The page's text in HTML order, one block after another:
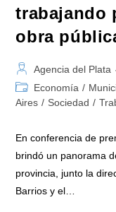
trabajando
obra
Autor
de
la
Agencia del Plata
Categoría
de
Economía /
Aires / Sociedad /
En conferencia de
brindó un panorama
provincia, junto la
Barrios y el…